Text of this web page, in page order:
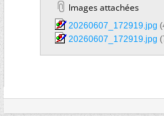
Images attachées
20260607_172919.jpg‎
20260607_172919.jpg‎